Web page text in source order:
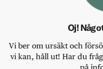
Oj!
Vi ber om ursäkt och
vi kan, håll ut! Har du